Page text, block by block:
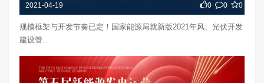
2021-04-19 0 0 0
规模框架与开发节奏已定！国家能源局就新版2021年风、光伏开发
建设管...